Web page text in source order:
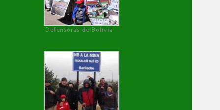
Defensoras de Bolivia